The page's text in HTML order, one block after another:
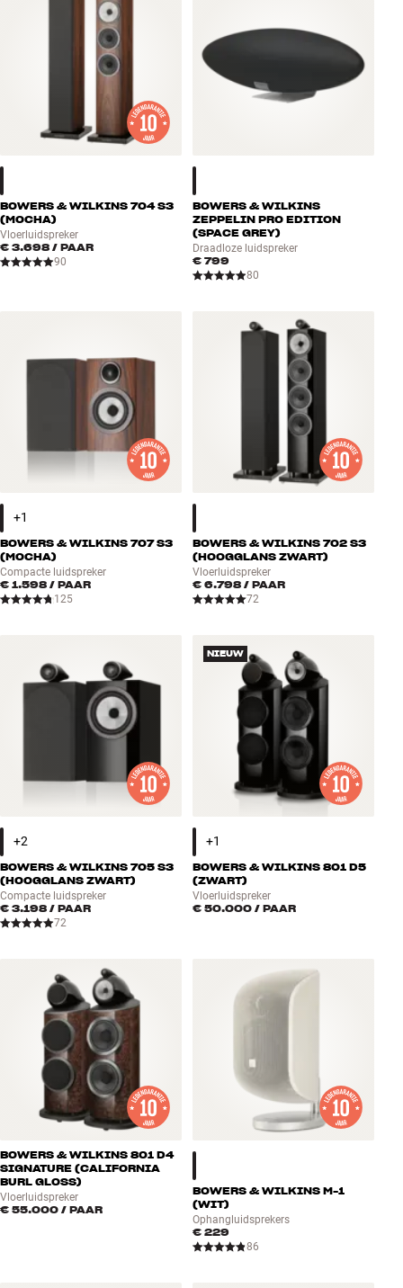
BOWERS & WILKINS 704 S3
(MOCHA)
Vloerluidspreker
€ 3.698 / PAAR
90
BOWERS & WILKINS
ZEPPELIN PRO EDITION
(SPACE GREY)
Draadloze luidspreker
€ 799
80
BOWERS & WILKINS 707 S3
(MOCHA)
Compacte luidspreker
€ 1.598 / PAAR
125
BOWERS & WILKINS 702 S3
(HOOGGLANS ZWART)
Vloerluidspreker
€ 6.798 / PAAR
72
BOWERS & WILKINS 705 S3
(HOOGGLANS ZWART)
Compacte luidspreker
€ 3.198 / PAAR
72
NIEUW
BOWERS & WILKINS 801 D5
(ZWART)
Vloerluidspreker
€ 50.000 / PAAR
BOWERS & WILKINS 801 D4
SIGNATURE (CALIFORNIA
BURL GLOSS)
Vloerluidspreker
€ 55.000 / PAAR
BOWERS & WILKINS M-1
(WIT)
Ophangluidsprekers
€ 229
86